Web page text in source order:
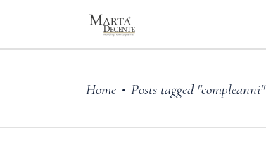
Home • Posts tagged "compleanni"